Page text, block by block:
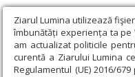
Ziarul Lumina utilizează
îmbunătăți experiența ta pe
am actualizat politicile
curentă a Ziarului Lumina
Regulamentul (UE) 2016/